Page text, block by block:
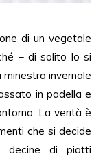
di un vegetale
– di solito lo si
invernale
in padella e
La verità è
che si decide
decine di piatti